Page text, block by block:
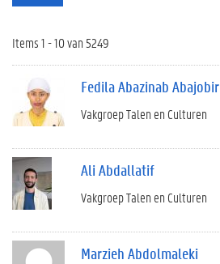
Items 1 - 10 van 5249
Fedila Abazinab Abajobir
Vakgroep Talen en Culturen
Ali Abdallatif
Vakgroep Talen en Culturen
Marzieh Abdolmaleki